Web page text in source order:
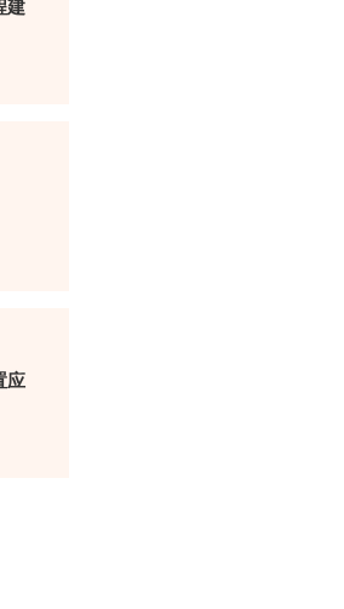
建
应